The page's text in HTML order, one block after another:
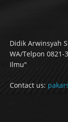
Didik Arwinsyah
WA/Telpon 0821-
Ilmu"
Contact us: